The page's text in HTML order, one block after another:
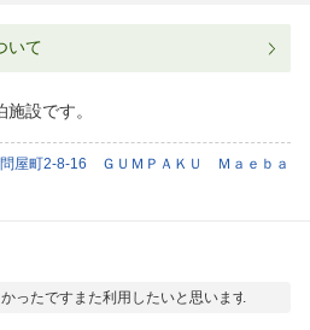
いて
設です。
屋町2-8-16 ＧＵＭＰＡＫＵ Ｍａｅｂａ
ったですまた利用したいと思います